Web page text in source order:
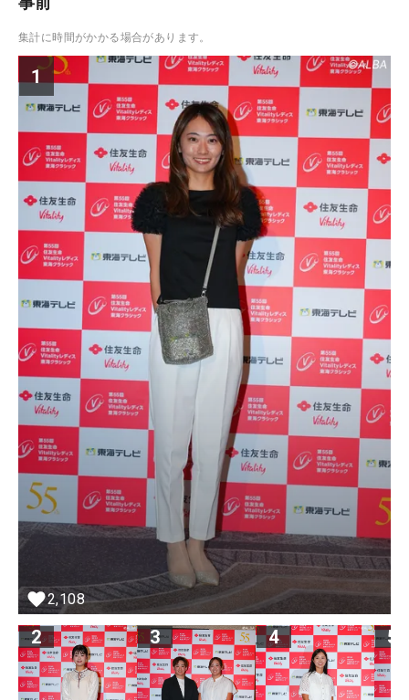
集計に時間がかかる場合があります。
1
2,108
2 3 4 5